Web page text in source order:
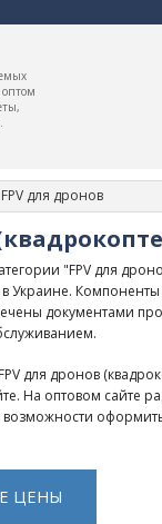
FPV для дронов
"FPV для
в Украине.
документами
для дронов
На оптовом сайте
возможности
ЦЕНЫ